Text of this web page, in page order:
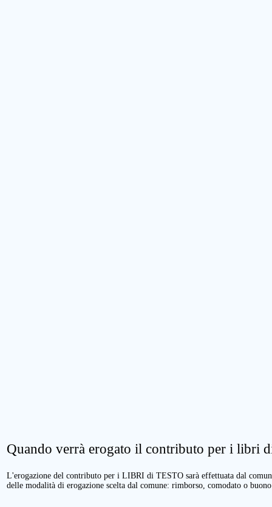
Quando verrà erogato il contributo per i libri
L'erogazione del contributo per i LIBRI di TESTO sarà effettuata dal
delle modalità di erogazione scelta dal comune: rimborso, comodato o